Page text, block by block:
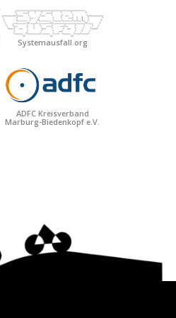
Systemausfall.org
ADFC Kreisverband
Marburg-Biedenkopf e.V.